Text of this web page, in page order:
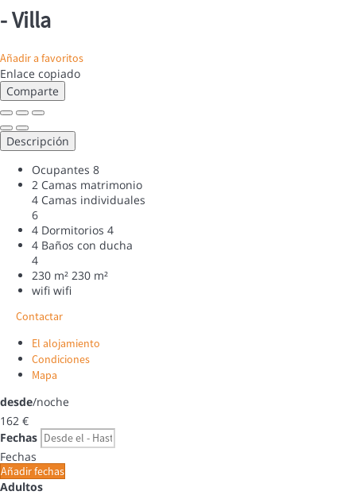
-Villa
Añadir a favoritos
Enlace copiado
Comparte
Descripción
Ocupantes 8
2 Camas matrimonio
4 Camas individuales
6
4 Dormitorios 4
4 Baños con ducha
4
230 m² 230 m²
wifi wifi
Contactar
El alojamiento
Condiciones
Mapa
desde/noche
162 €
Fechas
Fechas
Añadir fechas
Adultos